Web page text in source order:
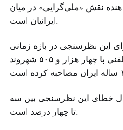
نقش «ملی‌گرایی» در میان
ایرانیان است.
این نظرسنجی در بازه زمانی
سه ساله به صورت تلفنی با چهار هزار و ۵۰۵ شهروند
خطای این نظرسنجی بین سه
تا چهار درصد است.